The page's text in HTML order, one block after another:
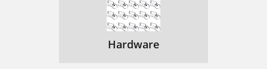
Hardware